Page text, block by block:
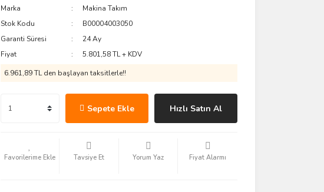
Marka
Makina Takım
Stok Kodu
B00004003050
Garanti Süresi
24 Ay
Fiyat
5.801,58 TL + KDV
6.961,89 TL den başlayan taksitlerle!!
Sepete Ekle Hızlı Satın Al
Tavsiye Et Yorum Yaz Fiyat Alarmı